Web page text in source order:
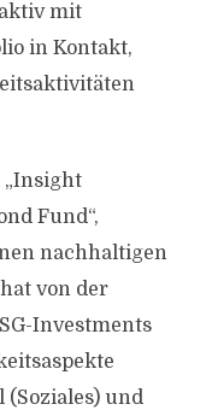
mit
in Kontakt,
„Insight
Fund“,
nachhaltigen
von der
Investments
und